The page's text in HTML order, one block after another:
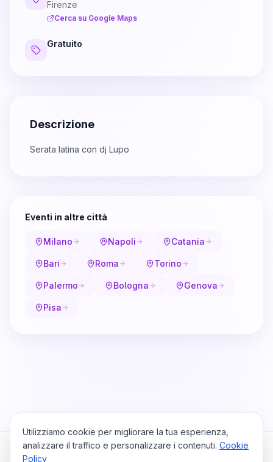
Firenze
Cerca su Google Maps
Gratuito
Descrizione
Serata latina con dj Lupo
Eventi in altre città
Milano Napoli Catania
Bari Roma Torino
Palermo Bologna Genova
Pisa
Utilizziamo cookie per migliorare la tua esperienza,
analizzare il traffico e personalizzare i contenuti. Cookie
Policy